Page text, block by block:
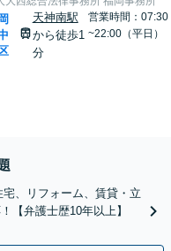
天神南駅
から徒歩1
分
営業時間：07:30
~22:00（平日）
宅、リフォーム、賃貸・立
【弁護士歴10年以上】